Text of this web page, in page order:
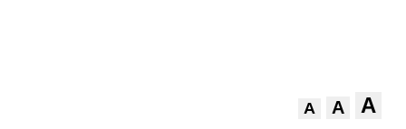
A A A